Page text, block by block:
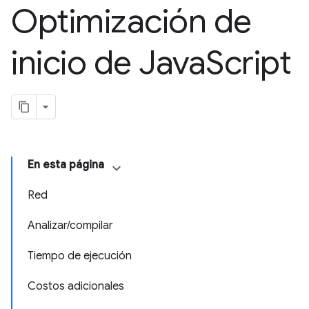
Optimización de
inicio de JavaScript
En esta página
Red
Analizar/compilar
Tiempo de ejecución
Costos adicionales